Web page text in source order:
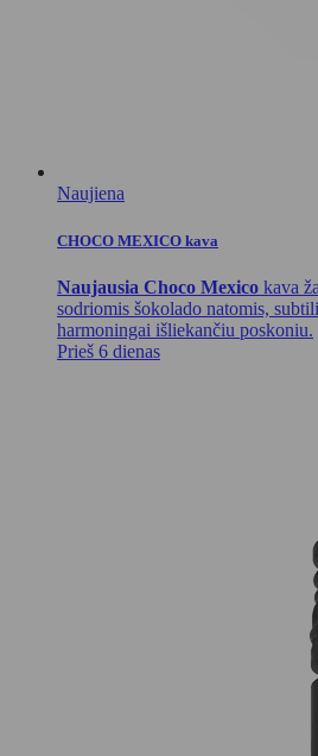
Naujiena
CHOCO MEXICO kava
Naujausia Choco Mexico kava
sodriomis šokolado natomis,
harmoningai išliekančiu poskoniu.
Prieš 6 dienas